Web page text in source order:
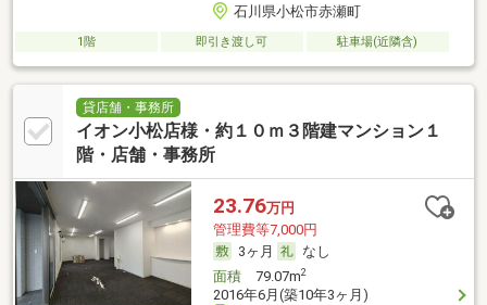
石川県小松市赤瀬町
1階 即引き渡し可 駐車場(近隣含)
貸店舗・事務所
イオン小松店様・約１０ｍ３階建マンション１
階・店舗・事務所
23.76万円
管理費等7,000円
3ヶ月
なし
面積79.07m2
2016年6月(築10年3ヶ月)